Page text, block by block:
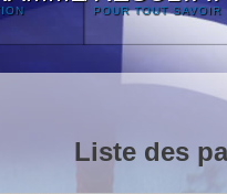
POUR TOUT SAVOIR
Liste des